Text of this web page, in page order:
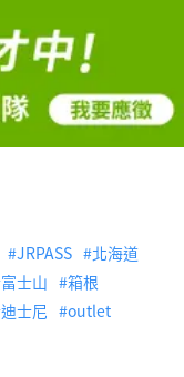
JRPASS
北海道
富士山
箱根
迪士尼
outlet